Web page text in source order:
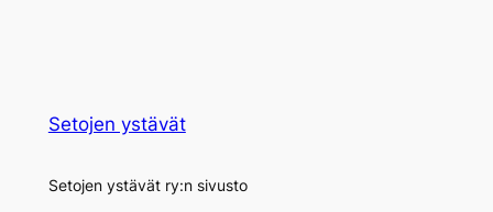
Setojen ystävät
Setojen ystävät ry:n sivusto